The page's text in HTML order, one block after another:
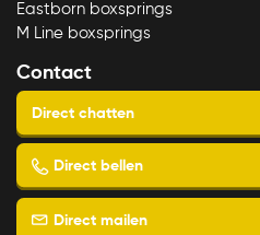
Eastborn boxsprings
M Line boxsprings
Contact